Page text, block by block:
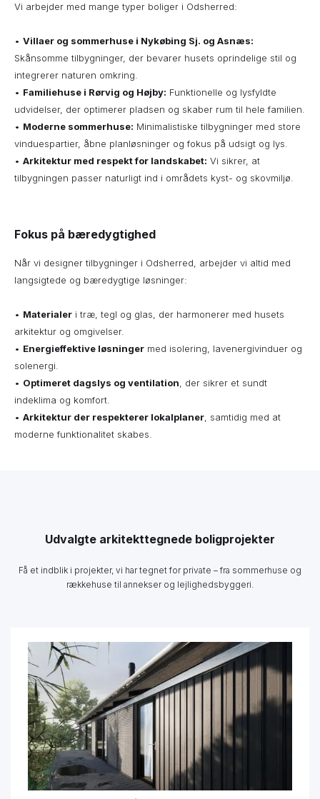
Vi arbejder med mange typer boliger i Odsherred:
• Villaer og sommerhuse i Nykøbing Sj. og Asnæs:
Skånsomme tilbygninger, der bevarer husets oprindelige stil og
integrerer naturen omkring.
• Familiehuse i Rørvig og Højby: Funktionelle og lysfyldte
udvidelser, der optimerer pladsen og skaber rum til hele familien.
• Moderne sommerhuse: Minimalistiske tilbygninger med store
vinduespartier, åbne planløsninger og fokus på udsigt og lys.
• Arkitektur med respekt for landskabet: Vi sikrer, at
tilbygningen passer naturligt ind i områdets kyst- og skovmiljø.
Fokus på bæredygtighed
Når vi designer tilbygninger i Odsherred, arbejder vi altid med
langsigtede og bæredygtige løsninger:
• Materialer i træ, tegl og glas, der harmonerer med husets
arkitektur og omgivelser.
• Energieffektive løsninger med isolering, lavenergivinduer og
solenergi.
• Optimeret dagslys og ventilation, der sikrer et sundt
indeklima og komfort.
• Arkitektur der respekterer lokalplaner, samtidig med at
moderne funktionalitet skabes.
Udvalgte arkitekttegnede boligprojekter
Få et indblik i projekter, vi har tegnet for private – fra sommerhuse og
rækkehuse til annekser og lejlighedsbyggeri.